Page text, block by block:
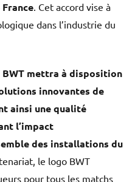
. Cet accord vise à
dans l’industrie du
BWT mettra à disposition
innovantes de
ainsi une qualité
l’impact
des installations du
le logo BWT
pour tous les matchs